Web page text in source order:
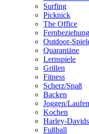
Surfing
Picknick
The Office
Fernbeziehung
Outdoor-
Quarantäne
Lernspiele
Grillen
Fitness
Scherz/Spaß
Backen
Joggen/Laufen
Kochen
Harley-
Fußball